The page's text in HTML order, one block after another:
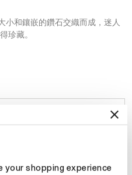
shopping experience
小和鑲嵌的鑽石交織而成，迷人
珍藏。